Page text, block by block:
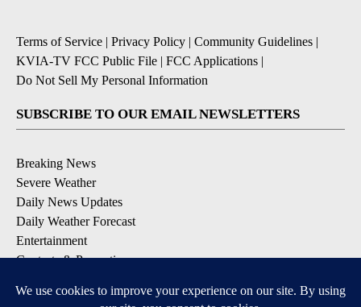
Terms of Service | Privacy Policy | Community Guidelines |
KVIA-TV FCC Public File | FCC Applications |
Do Not Sell My Personal Information
SUBSCRIBE TO OUR EMAIL NEWSLETTERS
Breaking News
Severe Weather
Daily News Updates
Daily Weather Forecast
Entertainment
Contests & Promotions
DOWNLOAD OUR APPS